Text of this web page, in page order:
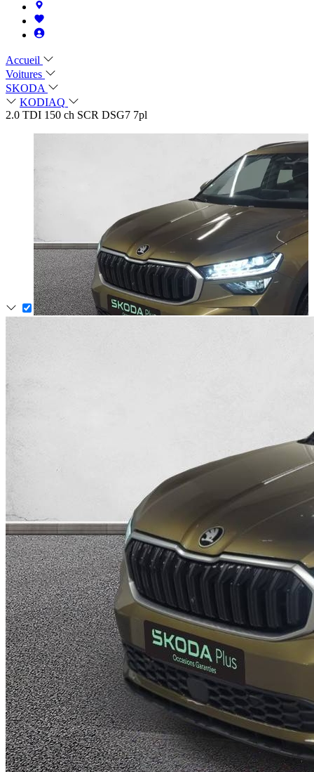
Accueil
Voitures
SKODA
KODIAQ
2.0 TDI 150 ch SCR DSG7 7pl